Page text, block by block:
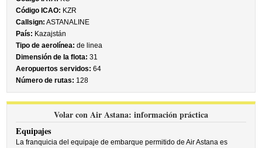
Código ICAO: KZR
Callsign: ASTANALINE
País: Kazajstán
Tipo de aerolínea: de linea
Dimensión de la flota: 31
Aeropuertos servidos: 64
Número de rutas: 128
Volar con Air Astana: información práctica
Equipajes
La franquicia del equipaje de embarque permitido de Air Astana es